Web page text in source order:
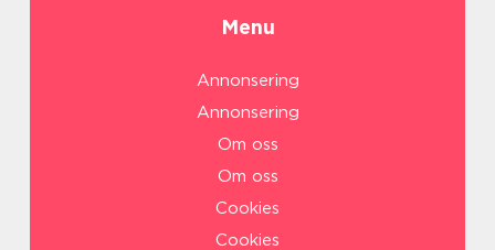
Menu
Annonsering
Annonsering
Om oss
Om oss
Cookies
Cookies